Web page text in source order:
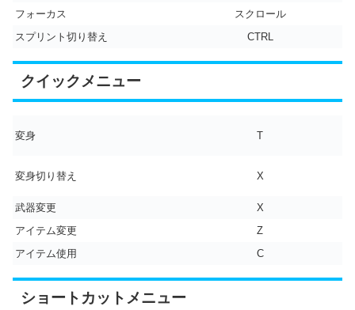
フォーカス
スクロール
スプリント切り替え
CTRL
クイックメニュー
変身 T
変身切り替え X
武器変更
X
アイテム変更
Z
アイテム使用
C
ショートカットメニュー